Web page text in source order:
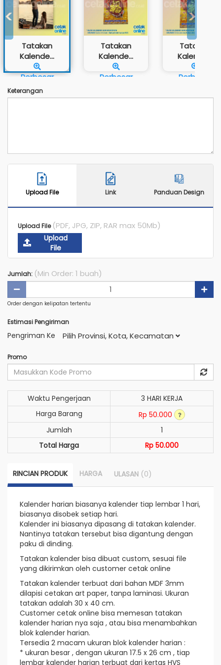
<
Tatakan
Kalende...
Perbesar
Tatakan
Kalende...
Perbesar
Tatakan
Kalende...
Perbesar
>
Keterangan
Upload File Link Panduan Design
Upload File (PDF, JPG, ZIP, RAR max 50Mb)
Upload
File
Jumlah: (Min Order: 1 buah)
Order dengan kelipatan tertentu
Estimasi Pengiriman
Pengriman Ke Pilih Provinsi, Kota, Kecamatan
Promo
Waktu Pengerjaan
3 HARI KERJA
Harga Barang
Rp 50.000
Jumlah
1
Total Harga
Rp 50.000
RINCIAN PRODUK HARGA ULASAN (0)
Kalender harian biasanya kalender tiap lembar 1 hari,
biasanya disobek setiap hari.
Kalender ini biasanya dipasang di tatakan kalender.
Nantinya tatakan tersebut bisa digantung dengan
paku di dinding.
Tatakan kalender bisa dibuat custom, sesuai file
yang dikirimkan oleh customer cetak online
Tatakan kalender terbuat dari bahan MDF 3mm
dilapisi cetakan art paper, tanpa laminasi. Ukuran
tatakan adalah 30 x 40 cm.
Customer cetak online bisa memesan tatakan
kalender harian nya saja , atau bisa menambahkan
blok kalender harian.
Tersedia 2 macam ukuran blok kalender harian :
* ukuran besar , dengan ukuran 17.5 x 26 cm , tiap
lembar kalender harian terbuat dari kertas HVS